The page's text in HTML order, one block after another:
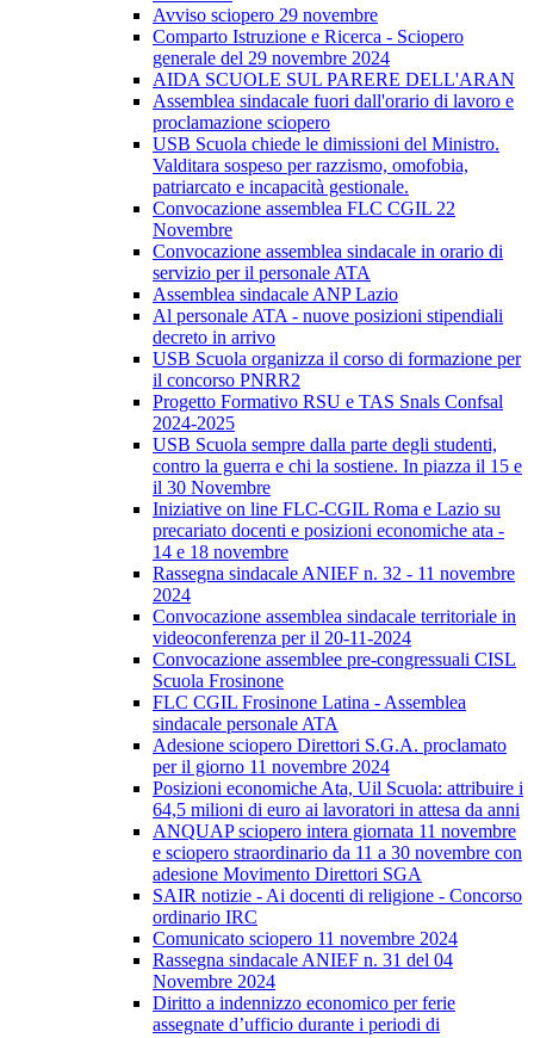
Avviso sciopero 29 novembre
Comparto Istruzione e Ricerca - Sciopero
generale del 29 novembre 2024
AIDA SCUOLE SUL PARERE DELL'ARAN
Assemblea sindacale fuori dall'orario di lavoro e
proclamazione sciopero
USB Scuola chiede le dimissioni del Ministro.
Valditara sospeso per razzismo, omofobia,
patriarcato e incapacità gestionale.
Convocazione assemblea FLC CGIL 22
Novembre
Convocazione assemblea sindacale in orario di
servizio per il personale ATA
Assemblea sindacale ANP Lazio
Al personale ATA - nuove posizioni stipendiali
decreto in arrivo
USB Scuola organizza il corso di formazione per
il concorso PNRR2
Progetto Formativo RSU e TAS Snals Confsal
2024-2025
USB Scuola sempre dalla parte degli studenti,
contro la guerra e chi la sostiene. In piazza il 15 e
il 30 Novembre
Iniziative on line FLC-CGIL Roma e Lazio su
precariato docenti e posizioni economiche ata -
14 e 18 novembre
Rassegna sindacale ANIEF n. 32 - 11 novembre
2024
Convocazione assemblea sindacale territoriale in
videoconferenza per il 20-11-2024
Convocazione assemblee pre-congressuali CISL
Scuola Frosinone
FLC CGIL Frosinone Latina - Assemblea
sindacale personale ATA
Adesione sciopero Direttori S.G.A. proclamato
per il giorno 11 novembre 2024
Posizioni economiche Ata, Uil Scuola: attribuire i
64,5 milioni di euro ai lavoratori in attesa da anni
ANQUAP sciopero intera giornata 11 novembre
e sciopero straordinario da 11 a 30 novembre con
adesione Movimento Direttori SGA
SAIR notizie - Ai docenti di religione - Concorso
ordinario IRC
Comunicato sciopero 11 novembre 2024
Rassegna sindacale ANIEF n. 31 del 04
Novembre 2024
Diritto a indennizzo economico per ferie
assegnate d’ufficio durante i periodi di